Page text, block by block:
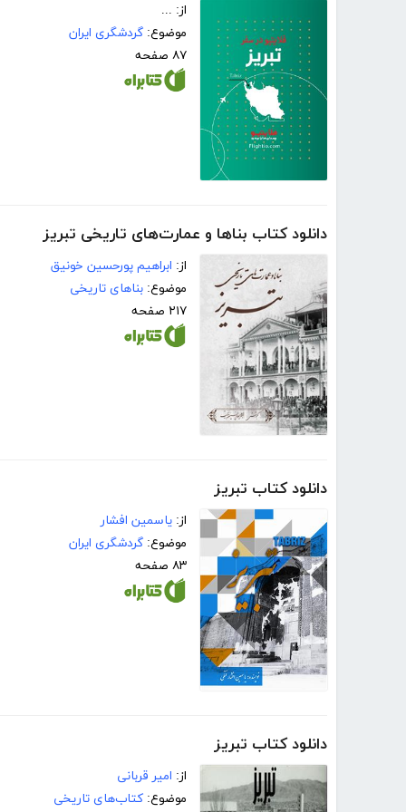
از: ...
موضوع: گردشگری ایران
۸۷ صفحه
دانلود کتاب بناها و عمارت‌های تاریخی تبریز
از: ابراهیم پورحسین خونیق
موضوع: بناهای تاریخی
۲۱۷ صفحه
دانلود کتاب تبریز
از: یاسمین افشار
موضوع: گردشگری ایران
۸۳ صفحه
دانلود کتاب تبریز
از: امیر قربانی
موضوع: کتاب‌های تاریخی